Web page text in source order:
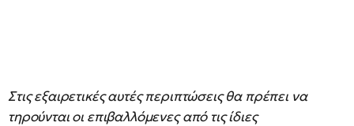
Στις εξαιρετικές αυτές περιπτώσεις θα πρέπει να
τηρούνται οι επιβαλλόμενες από τις ίδιες